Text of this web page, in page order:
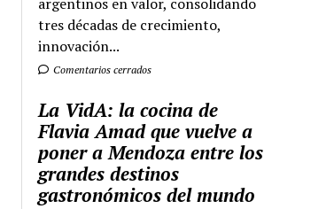
tres décadas de crecimiento,
innovación...
Comentarios cerrados
La VidA: la cocina de
Flavia Amad que vuelve a
poner a Mendoza entre los
grandes destinos
gastronómicos del mundo